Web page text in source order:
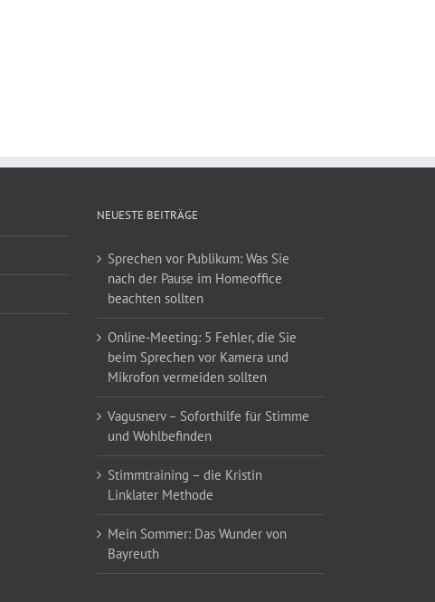
NEUESTE BEITRÄGE
Sprechen vor Publikum: Was Sie
nach der Pause im Homeoffice
beachten sollten
Online-Meeting: 5 Fehler, die Sie
beim Sprechen vor Kamera und
Mikrofon vermeiden sollten
Vagusnerv – Soforthilfe für Stimme
und Wohlbefinden
Stimmtraining – die Kristin
Linklater Methode
Mein Sommer: Das Wunder von
Bayreuth